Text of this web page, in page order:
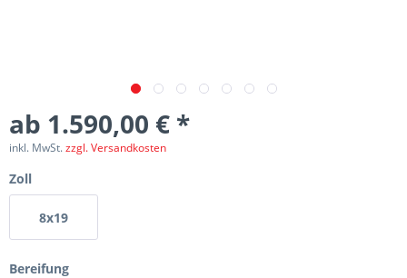
ab 1.590,00 € *
inkl. MwSt.zzgl. Versandkosten
Zoll
8x19
Bereifung